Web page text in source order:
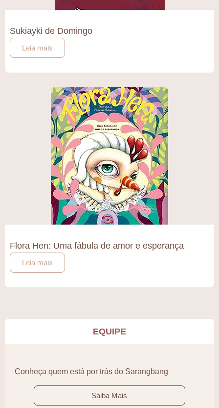
Sukiayki de Domingo
Leia mais
Flora Hen: Uma fábula de amor e esperança
Leia mais
EQUIPE
Conheça quem está por trás do Sarangbang
Saiba Mais